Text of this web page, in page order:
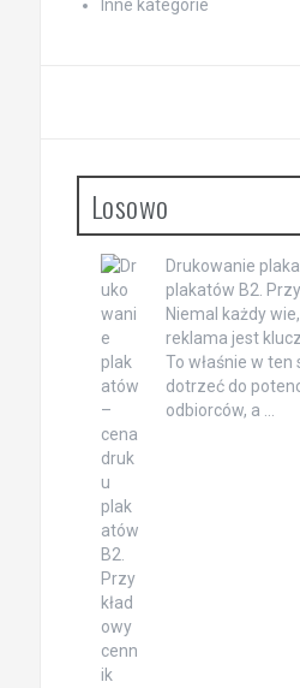
Inne kategorie
Losowo
Drukowanie
plakatów B2.
Niemal każdy
reklama jest
To właśnie w ten
dotrzeć do
odbiorców, a …